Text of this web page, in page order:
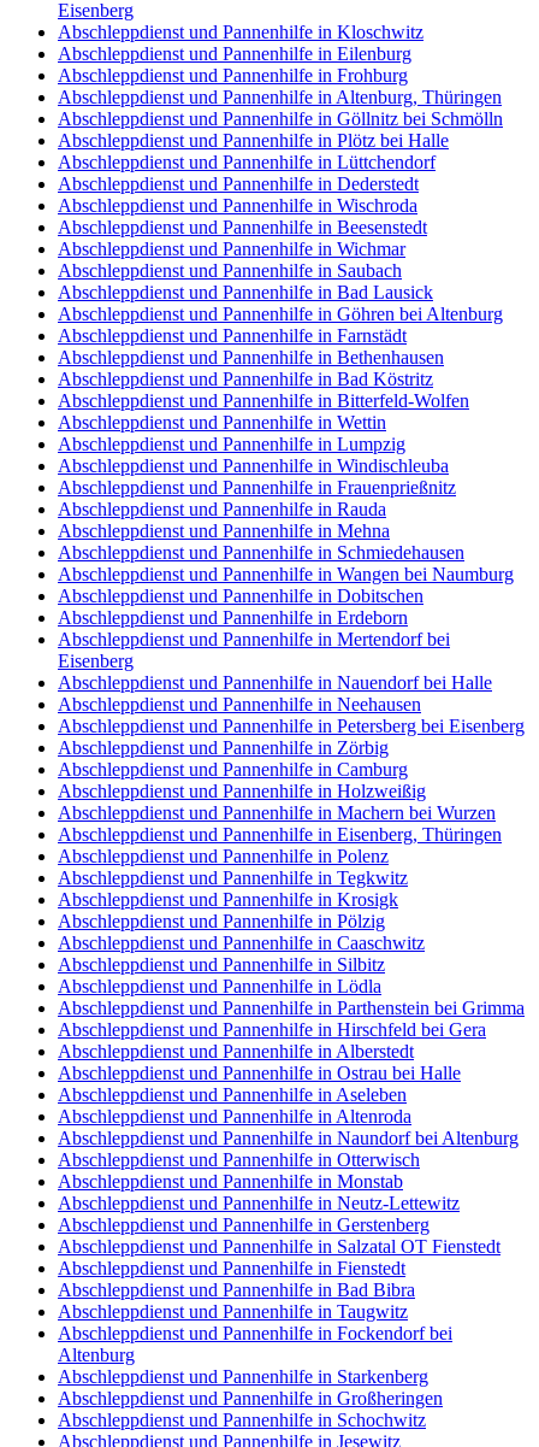
Eisenberg
Abschleppdienst und Pannenhilfe in Kloschwitz
Abschleppdienst und Pannenhilfe in Eilenburg
Abschleppdienst und Pannenhilfe in Frohburg
Abschleppdienst und Pannenhilfe in Altenburg, Thüringen
Abschleppdienst und Pannenhilfe in Göllnitz bei Schmölln
Abschleppdienst und Pannenhilfe in Plötz bei Halle
Abschleppdienst und Pannenhilfe in Lüttchendorf
Abschleppdienst und Pannenhilfe in Dederstedt
Abschleppdienst und Pannenhilfe in Wischroda
Abschleppdienst und Pannenhilfe in Beesenstedt
Abschleppdienst und Pannenhilfe in Wichmar
Abschleppdienst und Pannenhilfe in Saubach
Abschleppdienst und Pannenhilfe in Bad Lausick
Abschleppdienst und Pannenhilfe in Göhren bei Altenburg
Abschleppdienst und Pannenhilfe in Farnstädt
Abschleppdienst und Pannenhilfe in Bethenhausen
Abschleppdienst und Pannenhilfe in Bad Köstritz
Abschleppdienst und Pannenhilfe in Bitterfeld-Wolfen
Abschleppdienst und Pannenhilfe in Wettin
Abschleppdienst und Pannenhilfe in Lumpzig
Abschleppdienst und Pannenhilfe in Windischleuba
Abschleppdienst und Pannenhilfe in Frauenprießnitz
Abschleppdienst und Pannenhilfe in Rauda
Abschleppdienst und Pannenhilfe in Mehna
Abschleppdienst und Pannenhilfe in Schmiedehausen
Abschleppdienst und Pannenhilfe in Wangen bei Naumburg
Abschleppdienst und Pannenhilfe in Dobitschen
Abschleppdienst und Pannenhilfe in Erdeborn
Abschleppdienst und Pannenhilfe in Mertendorf bei
Eisenberg
Abschleppdienst und Pannenhilfe in Nauendorf bei Halle
Abschleppdienst und Pannenhilfe in Neehausen
Abschleppdienst und Pannenhilfe in Petersberg bei Eisenberg
Abschleppdienst und Pannenhilfe in Zörbig
Abschleppdienst und Pannenhilfe in Camburg
Abschleppdienst und Pannenhilfe in Holzweißig
Abschleppdienst und Pannenhilfe in Machern bei Wurzen
Abschleppdienst und Pannenhilfe in Eisenberg, Thüringen
Abschleppdienst und Pannenhilfe in Polenz
Abschleppdienst und Pannenhilfe in Tegkwitz
Abschleppdienst und Pannenhilfe in Krosigk
Abschleppdienst und Pannenhilfe in Pölzig
Abschleppdienst und Pannenhilfe in Caaschwitz
Abschleppdienst und Pannenhilfe in Silbitz
Abschleppdienst und Pannenhilfe in Lödla
Abschleppdienst und Pannenhilfe in Parthenstein bei Grimma
Abschleppdienst und Pannenhilfe in Hirschfeld bei Gera
Abschleppdienst und Pannenhilfe in Alberstedt
Abschleppdienst und Pannenhilfe in Ostrau bei Halle
Abschleppdienst und Pannenhilfe in Aseleben
Abschleppdienst und Pannenhilfe in Altenroda
Abschleppdienst und Pannenhilfe in Naundorf bei Altenburg
Abschleppdienst und Pannenhilfe in Otterwisch
Abschleppdienst und Pannenhilfe in Monstab
Abschleppdienst und Pannenhilfe in Neutz-Lettewitz
Abschleppdienst und Pannenhilfe in Gerstenberg
Abschleppdienst und Pannenhilfe in Salzatal OT Fienstedt
Abschleppdienst und Pannenhilfe in Fienstedt
Abschleppdienst und Pannenhilfe in Bad Bibra
Abschleppdienst und Pannenhilfe in Taugwitz
Abschleppdienst und Pannenhilfe in Fockendorf bei
Altenburg
Abschleppdienst und Pannenhilfe in Starkenberg
Abschleppdienst und Pannenhilfe in Großheringen
Abschleppdienst und Pannenhilfe in Schochwitz
Abschleppdienst und Pannenhilfe in Jesewitz